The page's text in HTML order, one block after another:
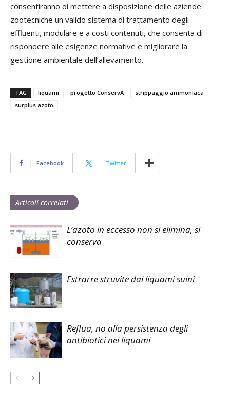
consentiranno di mettere a disposizione delle aziende
zootecniche un valido sistema di trattamento degli
effluenti, modulare e a costi contenuti, che consenta di
rispondere alle esigenze normative e migliorare la
gestione ambientale dell’allevamento.
TAG liquami progetto ConservA
strippaggio ammoniaca
surplus azoto
Facebook Twitter
Articoli correlati
L’azoto in eccesso non si elimina, si
conserva
Estrarre struvite dai liquami suini
Reflua, no alla persistenza degli
antibiotici nei liquami